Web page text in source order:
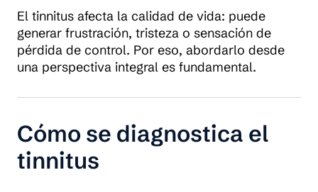
El tinnitus afecta la calidad de vida: puede
generar frustración, tristeza o sensación de
pérdida de control. Por eso, abordarlo desde
una perspectiva integral es fundamental.
Cómo se diagnostica el
tinnitus